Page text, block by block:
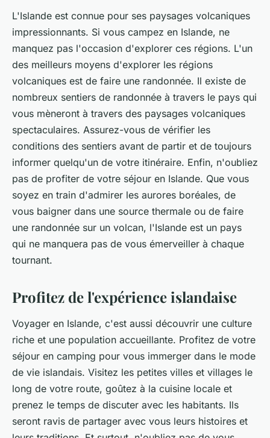
L'Islande est connue pour ses paysages volcaniques
impressionnants. Si vous campez en Islande, ne
manquez pas l'occasion d'explorer ces régions. L'un
des meilleurs moyens d'explorer les régions
volcaniques est de faire une randonnée. Il existe de
nombreux sentiers de randonnée à travers le pays qui
vous mèneront à travers des paysages volcaniques
spectaculaires. Assurez-vous de vérifier les
conditions des sentiers avant de partir et de toujours
informer quelqu'un de votre itinéraire. Enfin, n'oubliez
pas de profiter de votre séjour en Islande. Que vous
soyez en train d'admirer les aurores boréales, de
vous baigner dans une source thermale ou de faire
une randonnée sur un volcan, l'Islande est un pays
qui ne manquera pas de vous émerveiller à chaque
tournant.
Profitez de l'expérience islandaise
Voyager en Islande, c'est aussi découvrir une culture
riche et une population accueillante. Profitez de votre
séjour en camping pour vous immerger dans le mode
de vie islandais. Visitez les petites villes et villages le
long de votre route, goûtez à la cuisine locale et
prenez le temps de discuter avec les habitants. Ils
seront ravis de partager avec vous leurs histoires et